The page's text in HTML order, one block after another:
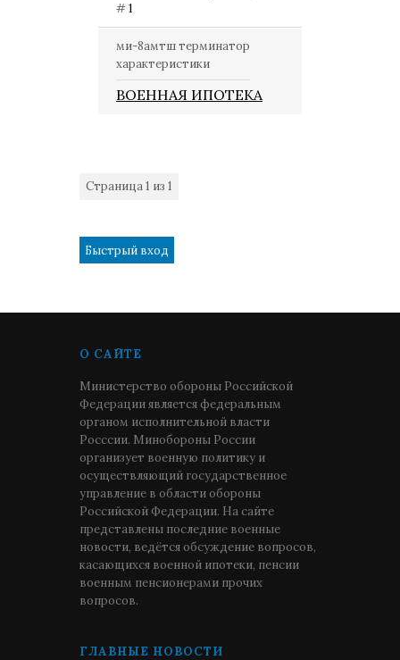
#1
ми-8амтш терминатор
характеристики
ВОЕННАЯ ИПОТЕКА
Страница1 из 1
О САЙТЕ
Министерство обороны Российской
Федерации является федеральным
органом исполнительной власти
Росссии. Минобороны России
организует военную политику и
осуществляющий государственное
управление в области обороны
Российской Федерации. На сайте
представлены последние военные
новости, ведётся обсуждение вопросов,
касающихся военной ипотеки, пенсии
военным пенсионерами прочих
вопросов.
ГЛАВНЫЕ НОВОСТИ